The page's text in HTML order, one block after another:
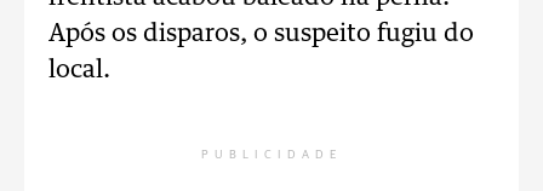
Após os disparos, o suspeito fugiu do
local.
PUBLICIDADE